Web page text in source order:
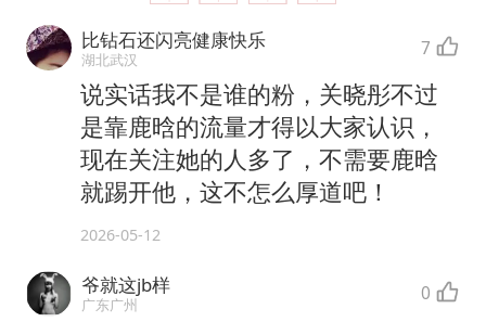
比钻石还闪亮健康快乐
湖北武汉 7
说实话我不是谁的粉，关晓彤不过
是靠鹿晗的流量才得以大家认识，
现在关注她的人多了，不需要鹿晗
就踢开他，这不怎么厚道吧！
2026-05-12
爷就这jb样
广东广州 0